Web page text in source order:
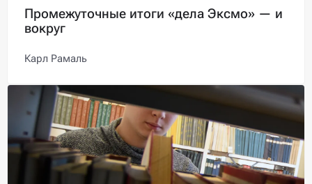
Промежуточные итоги «дела Эксмо» — и
вокруг
Карл Рамаль